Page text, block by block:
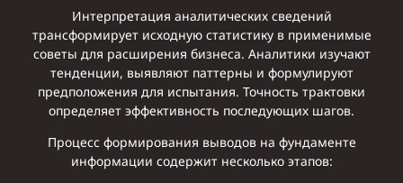
Интерпретация аналитических сведений
трансформирует исходную статистику в применимые
советы для расширения бизнеса. Аналитики изучают
тенденции, выявляют паттерны и формулируют
предположения для испытания. Точность трактовки
определяет эффективность последующих шагов.
Процесс формирования выводов на фундаменте
информации содержит несколько этапов: